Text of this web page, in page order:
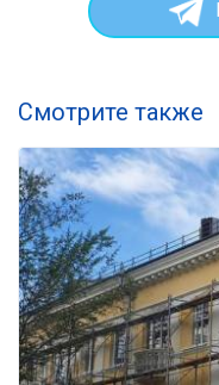
Смотрите также